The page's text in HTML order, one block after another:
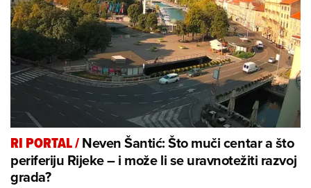
RI PORTAL/Neven Šantić: Što muči centar a što
periferiju Rijeke – i može li se uravnotežiti razvoj
grada?